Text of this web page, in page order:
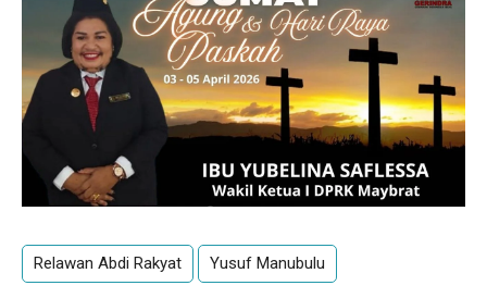
Relawan Abdi Rakyat Yusuf Manubulu